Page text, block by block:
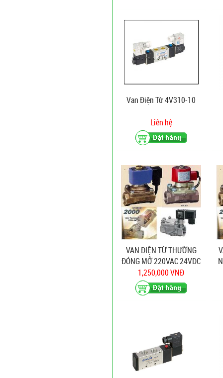
Van Điện Từ 4V310-10
Liên hệ
VAN ĐIỆN TỪ THƯỜNG
ĐÓNG MỞ 220VAC 24VDC
1,250,000 VNĐ